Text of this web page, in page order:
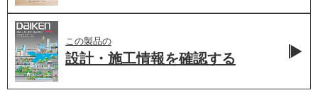
この製品の
設計・施工情報を確認する